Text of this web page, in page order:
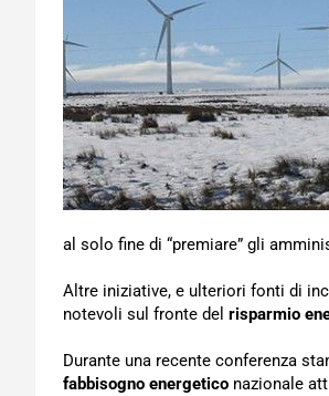
al solo fine di “premiare” gli
Altre iniziative, e ulteriori fonti di
notevoli sul fronte del risparmio
Durante una recente conferenza
fabbisogno energetico nazionale